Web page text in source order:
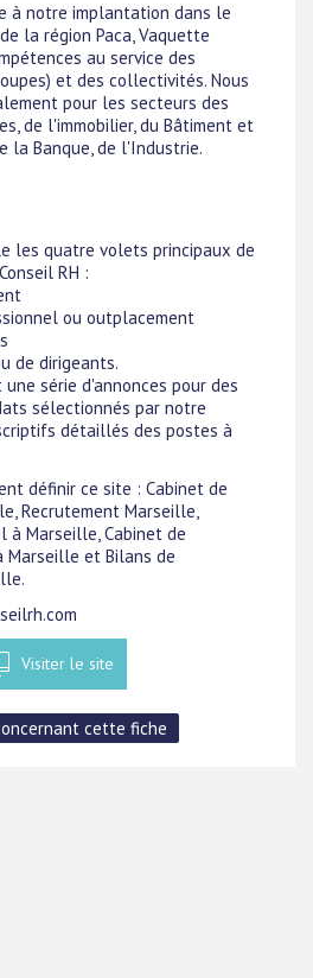
à notre implantation dans le
la région Paca, Vaquette
au service des
et des collectivités. Nous
pour les secteurs des
de l'immobilier, du Bâtiment et
la Banque, de l'Industrie.
les quatre volets principaux de
RH :
ou outplacement
de dirigeants.
série d'annonces pour des
sélectionnés par notre
détaillés des postes à
définir ce site : Cabinet de
Recrutement Marseille,
à Marseille, Cabinet de
Marseille et Bilans de
Visiter le site